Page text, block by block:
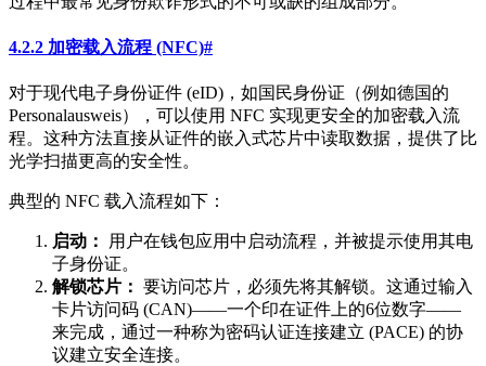
4.2.2 加密载入流程 (NFC)#
对于现代电子身份证件 (eID)，如国民身份证（例如德国的
Personalausweis），可以使用 NFC 实现更安全的加密载入流
程。这种方法直接从证件的嵌入式芯片中读取数据，提供了比
光学扫描更高的安全性。
典型的 NFC 载入流程如下：
启动：
用户在钱包应用中启动流程，并被提示使用其电
子身份证。
解锁芯片： 要访问芯片，必须先将其解锁。这通过输入
卡片访问码 (CAN)——一个印在证件上的6位数字——
来完成，通过一种称为密码认证连接建立 (PACE) 的协
议建立安全连接。